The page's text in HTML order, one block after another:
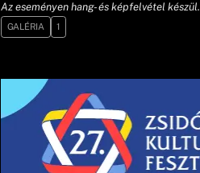
Az eseményen hang- és képfelvétel készül.
GALÉRIA 1